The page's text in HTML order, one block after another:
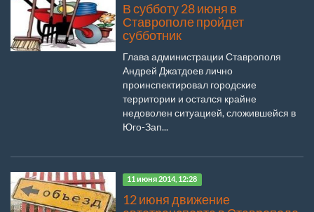
В субботу 28 июня в
Ставрополе пройдет
субботник
Глава администрации Ставрополя
Андрей Джатдоев лично
проинспектировал городские
территории и остался крайне
недоволен ситуацией, сложившейся в
Юго-Зап...
11 июня 2014, 12:28
12 июня движение